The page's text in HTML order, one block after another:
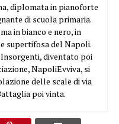
diplomata in pianoforte
di scuola primaria.
in bianco e nero, in
supertifosa del Napoli.
diventato poi
NapoliEvviva, si
delle scale di via
poi vinta.